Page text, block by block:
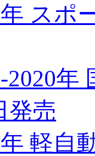
スポ
2020
発売
軽自